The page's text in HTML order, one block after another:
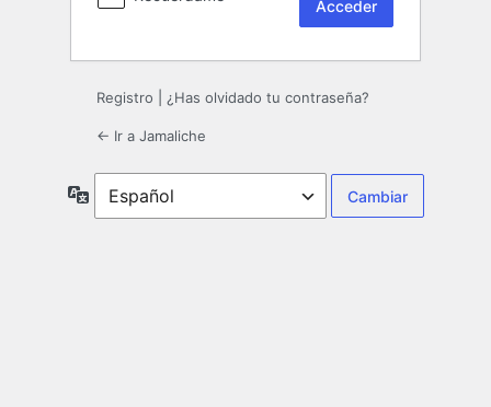
Registro ¿Has olvidado tu contraseña?
← Ir a Jamaliche
Idioma